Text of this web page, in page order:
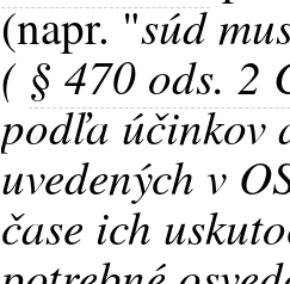
(napr. "súd
( § 470 ods. 2
podľa účinkov
uvedených v
čase ich